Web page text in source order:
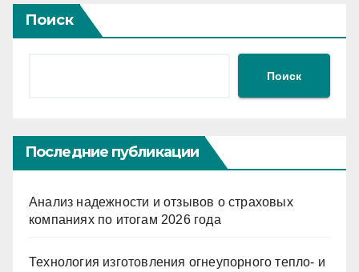
Поиск
Поиск
Последние публикации
Анализ надежности и отзывов о страховых
компаниях по итогам 2026 года
Технология изготовления огнеупорного тепло- и